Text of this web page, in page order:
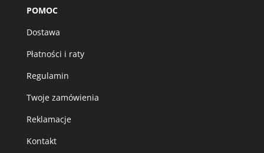
POMOC
Dostawa
Płatności i raty
Regulamin
Twoje zamówienia
Reklamacje
Kontakt